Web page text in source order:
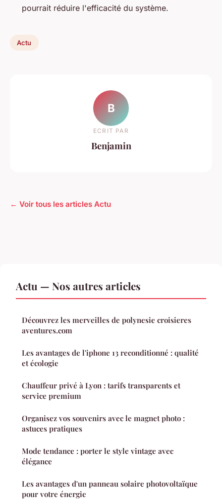
pourrait réduire l'efficacité du système.
Actu
B
ECRIT PAR
Benjamin
← Voir tous les articles Actu
Actu — Nos autres articles
Découvrez les merveilles de polynesie croisieres
aventures.com
Les avantages de l'iphone 13 reconditionné : qualité
et écologie
Chauffeur privé à Lyon : tarifs transparents et
service premium
Organisez vos souvenirs avec le magnet photo :
astuces pratiques
Mode tendance : porter le style vintage avec
élégance
Les avantages d'un panneau solaire photovoltaïque
pour votre énergie